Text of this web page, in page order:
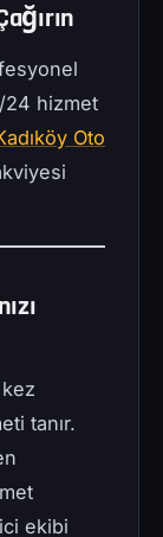
24 hizmet
Oto
tanır.
ekibi